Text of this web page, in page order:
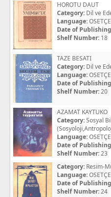
HOROTU DAUT
Category: Dil ve
Language:OSETÇE
Date of
Shelf Number: 18
TAZE BESATI
Category: Dil ve
Language:OSETÇE
Date of
Shelf Number:20
AZAMAT KAYTUKO
Category:Sosyal
Language:OSETÇE
Date of
Shelf Number:23
Category: Resim-
Language:OSETÇE
Date of
Shelf Number:24